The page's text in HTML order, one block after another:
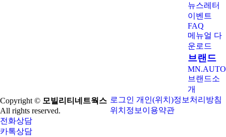
뉴스레터
이벤트
FAQ
메뉴얼 다
운로드
브랜드
MN.AUTO
브랜드소
개
Copyright © 모빌리티네트웍스
All rights reserved.
로그인 개인(위치)정보처리방침
위치정보이용약관
전화상담
카톡상담